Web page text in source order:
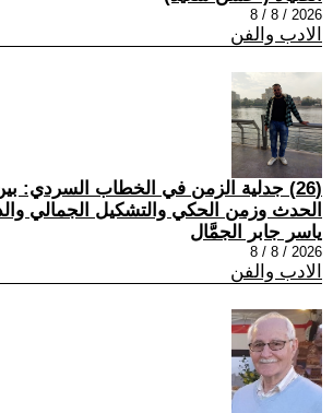
2026 / 8 / 8
الادب والفن
(26) جدلية الزمن في الخطاب السردي:
الحدث وزمن الحكي والتشكيل الجمالي
ياسر جابر الجمَّال
2026 / 8 / 8
الادب والفن